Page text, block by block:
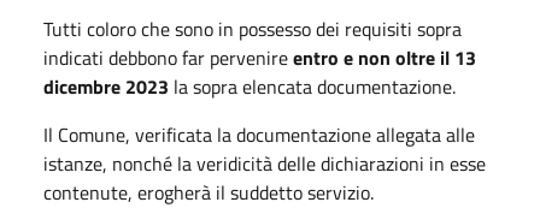
Tutti coloro che sono in possesso dei requisiti sopra
indicati debbono far pervenireentro e non oltre il 13
dicembre 2023 la sopra elencata documentazione.
Il Comune, verificata la documentazione allegata alle
istanze, nonché la veridicità delle dichiarazioni in esse
contenute, erogherà il suddetto servizio.